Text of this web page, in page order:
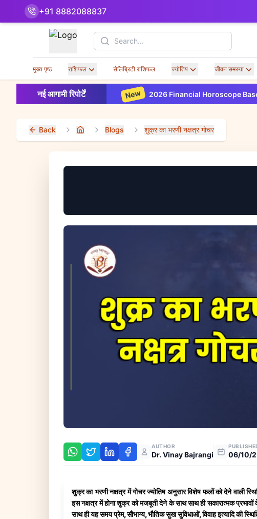
+91 8882088837
Search
मुख्य पृष्ठ राशिफल सेलिब्रिटी राशिफल ज्योतिष जीवन समस्या
नई आगामी रिपोर्टेंNew 2026 Financial Horoscope Based on Your
Back Home Blogs शुक्र का भरणी नक्षत्र गोचर
AUTHOR
Dr. Vinay Bajrangi 06/10/
शुक्र का भरणी नक्षत्र में गोचर ज्योतिष अनुसार विशेष फलों को देने वाली
इस नक्षत्र में होना शुक्र को मजबूती देने के साथ साथ ही सकारात्मक
साथ ही यह समय प्रेम, सौभाग्य, भौतिक सुख सुविधाओं, विवाह इत्यादि की